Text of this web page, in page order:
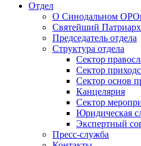
Отдел
О Синодальном
Святейший Патриарх
Председатель отдела
Структура отдела
Сектор
Сектор
Сектор основ
Канцелярия
Сектор
Юридическая
Экспертный
Пресс-служба